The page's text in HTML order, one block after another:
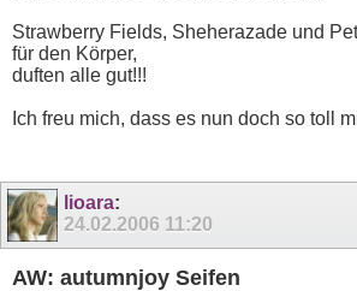
Strawberry Fields, Sheherazade und
für den Körper,
duften alle gut!!!
Ich freu mich, dass es nun doch so toll
lioara:
24.02.2006 11:20
AW: autumnjoy Seifen